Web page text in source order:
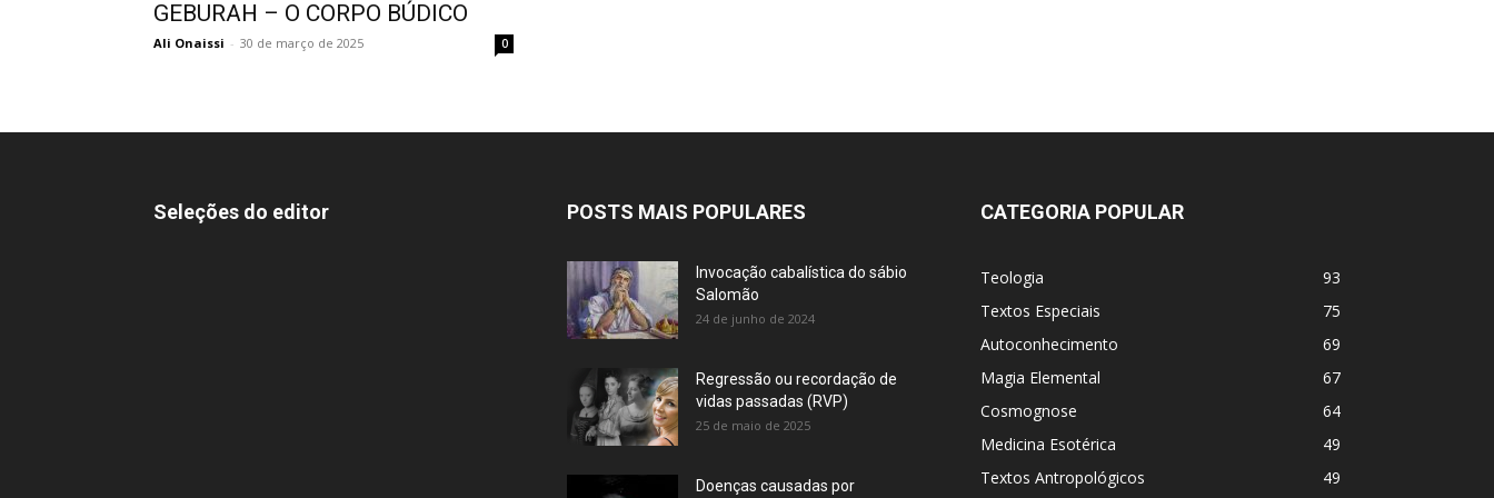
GEBURAH – O CORPO BÚDICO
Ali Onaissi - 30 de março de 2025 0
Seleções do editor POSTS MAIS POPULARES
Invocação cabalística do sábio
Salomão
24 de junho de 2024
Regressão ou recordação de
vidas passadas (RVP)
25 de maio de 2025
Doenças causadas por
CATEGORIA POPULAR
Teologia
93
Textos Especiais
75
Autoconhecimento
69
Magia Elemental
67
Cosmognose
64
Medicina Esotérica
49
Textos Antropológicos
49